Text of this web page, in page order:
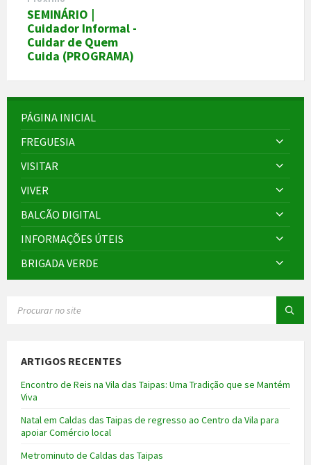
SEMINÁRIO |
Cuidador Informal -
Cuidar de Quem
Cuida (PROGRAMA)
PÁGINA INICIAL
FREGUESIA
VISITAR
VIVER
BALCÃO DIGITAL
INFORMAÇÕES ÚTEIS
BRIGADA VERDE
ARTIGOS RECENTES
Encontro de Reis na Vila das Taipas: Uma Tradição que se Mantém
Viva
Natal em Caldas das Taipas de regresso ao Centro da Vila para
apoiar Comércio local
Metrominuto de Caldas das Taipas